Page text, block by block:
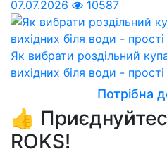
07.07.2026
10587
Як вибрати роздільний
вихідних біля води -
Потрібна
👍
ROKS!